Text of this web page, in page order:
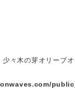
々木の芽オリーブ